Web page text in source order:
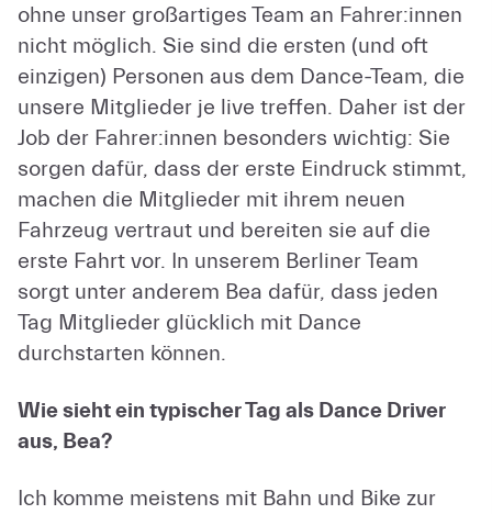
ohne unser großartiges Team an Fahrer:innen
nicht möglich. Sie sind die ersten (und oft
einzigen) Personen aus dem Dance-Team, die
unsere Mitglieder je live treffen. Daher ist der
Job der Fahrer:innen besonders wichtig: Sie
sorgen dafür, dass der erste Eindruck stimmt,
machen die Mitglieder mit ihrem neuen
Fahrzeug vertraut und bereiten sie auf die
erste Fahrt vor. In unserem Berliner Team
sorgt unter anderem Bea dafür, dass jeden
Tag Mitglieder glücklich mit Dance
durchstarten können.
Wie sieht ein typischer Tag als Dance Driver
aus, Bea?
Ich komme meistens mit Bahn und Bike zur